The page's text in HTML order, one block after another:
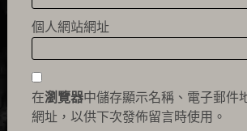
個人網站網址
在瀏覽器中儲存顯示名稱、電子郵件
網址，以供下次發佈留言時使用。